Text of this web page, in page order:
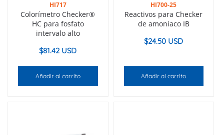
HI717
Colorímetro Checker®
HC para fosfato
intervalo alto
$81.42 USD
Añadir al carrito
HI700-25
Reactivos para Checker
de amoniaco IB
$24.50 USD
Añadir al carrito